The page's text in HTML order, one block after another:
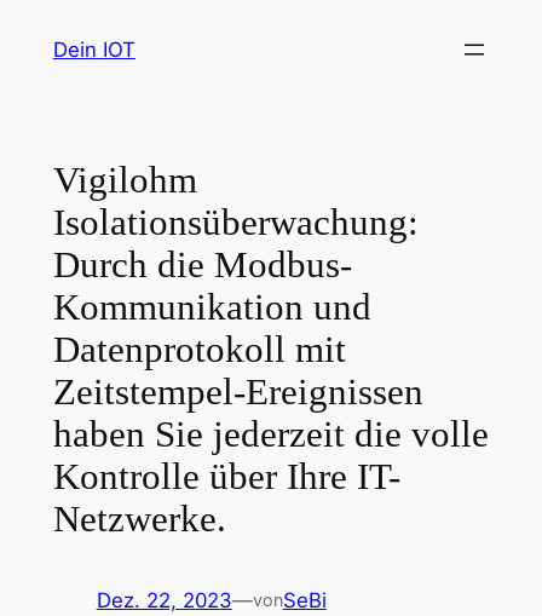
InhaltDein IOT
Vigilohm
Isolationsüberwachung:
Durch die Modbus-
Kommunikation und
Datenprotokoll mit
Zeitstempel-Ereignissen
haben Sie jederzeit die volle
Kontrolle über Ihre IT-
Netzwerke.
Dez. 22, 2023—vonSeBi